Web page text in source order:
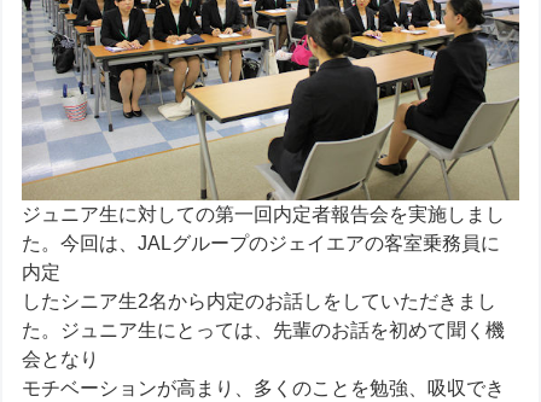
ジュニア生に対しての第一回内定者報告会を実施しまし
た。今回は、JALグループのジェイエアの客室乗務員に
内定
したシニア生2名から内定のお話しをしていただきまし
た。ジュニア生にとっては、先輩のお話を初めて聞く機
会となり
モチベーションが高まり、多くのことを勉強、吸収でき